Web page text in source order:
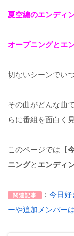
夏空編のエンディ
オープニングとエ
切ないシーンでい
その曲がどんな曲
らに番組を面白く
このページでは【
ニングと エンディ
関連記事 ： 今日好
ーや追加メンバー